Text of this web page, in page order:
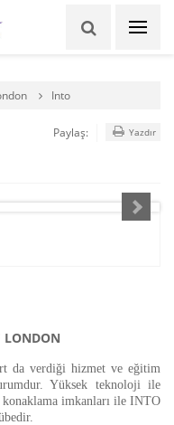
Into
Paylaş: Yazdır
LONDON
da verdiği hizmet ve eğitim
Yüksek teknoloji ile
konaklama imkanları ile INTO